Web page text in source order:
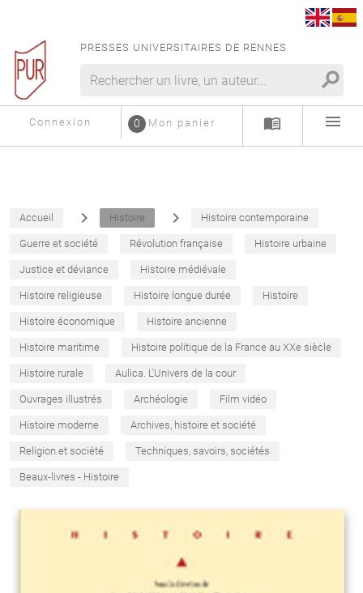
PRESSES UNIVERSITAIRES DE RENNES
search
Connexion Mon panier
0 menu_book menu
Accueil navigate_next Histoire navigate_next Histoire contemporaine
Guerre et société Révolution française Histoire urbaine
Justice et déviance Histoire médiévale
Histoire religieuse Histoire longue durée Histoire
Histoire économique Histoire ancienne
Histoire maritime Histoire politique de la France au XXe siècle
Histoire rurale Aulica. L'Univers de la cour
Ouvrages illustrés Archéologie Film vidéo
Histoire moderne Archives, histoire et société
Religion et société Techniques, savoirs, sociétés
Beaux-livres - Histoire